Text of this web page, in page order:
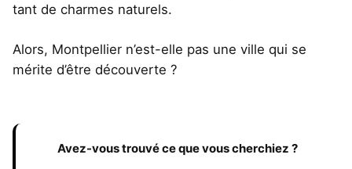
tant de charmes naturels.
Alors, Montpellier n’est-elle pas une ville qui se
mérite d’être découverte ?
Avez-vous trouvé ce que vous cherchiez ?